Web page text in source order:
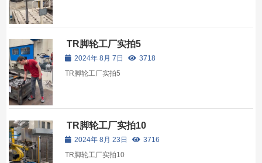
TR脚轮工厂实拍5
2024年 8月 7日
3718
TR脚轮工厂实拍5
TR脚轮工厂实拍10
2024年 8月 23日
3716
TR脚轮工厂实拍10